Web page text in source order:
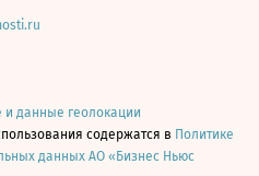
и данные геолокации
содержатся в Политике
данных АО «Бизнес Ньюс